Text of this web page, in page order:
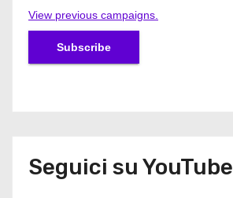
View previous campaigns.
Seguici su YouTube